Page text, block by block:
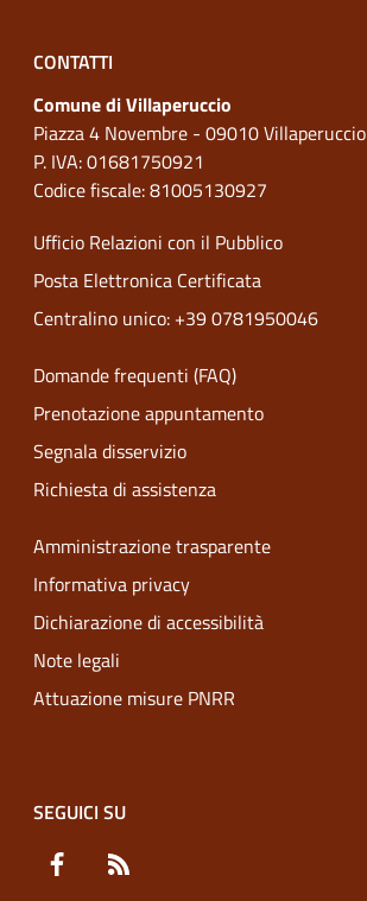
CONTATTI
Comune di Villaperuccio
Piazza 4 Novembre - 09010 Villaperuccio
P. IVA: 01681750921
Codice fiscale: 81005130927
Ufficio Relazioni con il Pubblico
Posta Elettronica Certificata
Centralino unico: +39 0781950046
Domande frequenti (FAQ)
Prenotazione appuntamento
Segnala disservizio
Richiesta di assistenza
Amministrazione trasparente
Informativa privacy
Dichiarazione di accessibilità
Note legali
Attuazione misure PNRR
SEGUICI SU
Facebook